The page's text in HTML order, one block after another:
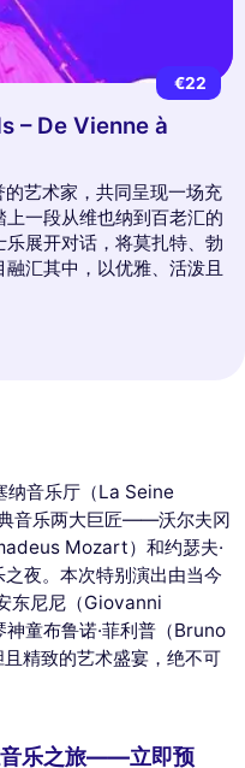
€22
– De Vienne à
艺术家，共同呈现一场充
一段从维也纳到百老汇的
展开对话，将莫扎特、勃
汇其中，以优雅、活泼且
纳音乐厅（La Seine
音乐两大巨匠——沃尔夫冈
Mozart）和约瑟夫·
夜。本次特别演出由当今
东尼尼（Giovanni
童布鲁诺·菲利普（Bruno
精致的艺术盛宴，绝不可
音乐之旅——立即预